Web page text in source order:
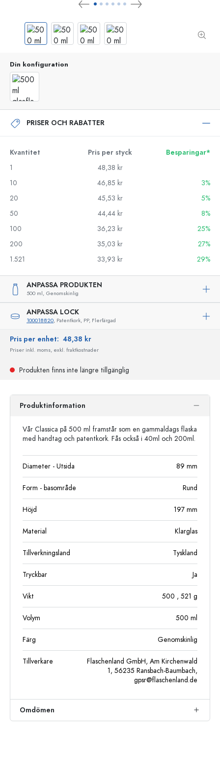
Din konfiguration
PRISER OCH RABATTER
Kvantitet Pris per styck
Besparingar*
1
48,38 kr
10
46,85 kr
3%
20
45,53 kr
5%
50
44,44 kr
8%
100
36,23 kr
25%
200
35,03 kr
27%
1.521
33,93 kr 29%
ANPASSA PRODUKTEN
500 ml, Genomskinlig
ANPASSA LOCK
100018820, Patentkork, PP, Flerfärgad
Pris per enhet: 48,38 kr
Priser inkl. moms, exkl. fraktkostnader
Produkten finns inte längre tillgänglig
Produktinformation
Vår Classica på 500 ml framstår som en gammaldags flaska
med handtag och patentkork. Fås också i 40ml och 200ml.
Diameter - Utsida 89 mm
Form - basområde Rund
Höjd 197 mm
Material Klarglas
Tillverkningsland Tyskland
Tryckbar Ja
Vikt 500 , 521 g
Volym 500 ml
Färg Genomskinlig
Tillverkare
Flaschenland GmbH, Am Kirchenwald
1, 56235 Ransbach-Baumbach,
gpsr@flaschenland.de
Omdömen